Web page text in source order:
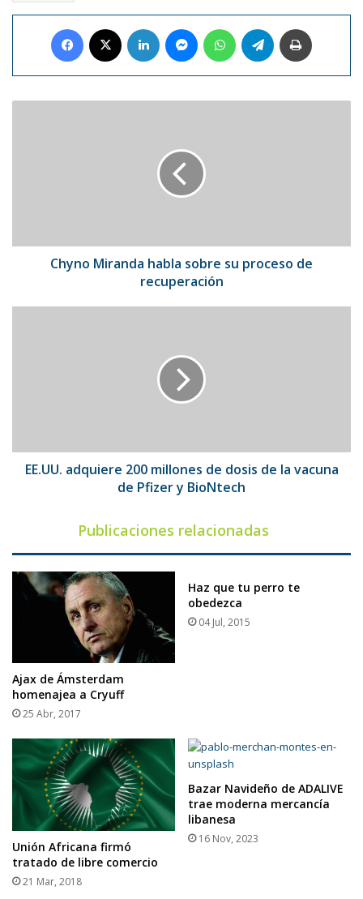
Facebook LinkedIn MessengerWhatsAppTelegram
Chyno Miranda habla sobre su proceso de
recuperación
vacuna
EE.UU. adquiere 200 millones de dosis de la vacuna
de Pfizer y BioNtech
Publicaciones relacionadas
Ajax de Ámsterdam
homenajea a Cryuff
25 Abr, 2017
Haz que tu perro te
obedezca
04 Jul, 2015
Unión Africana firmó
tratado de libre comercio
21 Mar, 2018
Bazar Navideño de ADALIVE
trae moderna mercancía
libanesa
16 Nov, 2023